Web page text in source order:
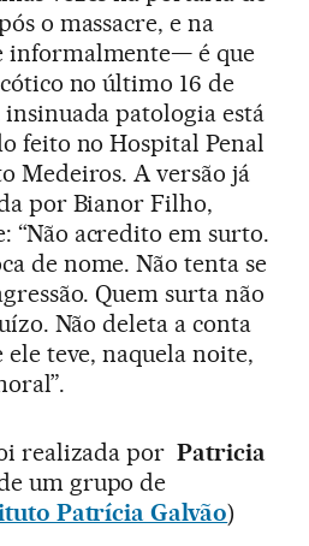
o massacre, e na
informalmente— é que
no último 16 de
patologia está
feito no Hospital Penal
Medeiros. A versão já
por Bianor Filho,
“Não acredito em surto.
de nome. Não tenta se
Quem surta não
Não deleta a conta
ele teve, naquela noite,
realizada porPatricia
um grupo de
Patrícia Galvão)